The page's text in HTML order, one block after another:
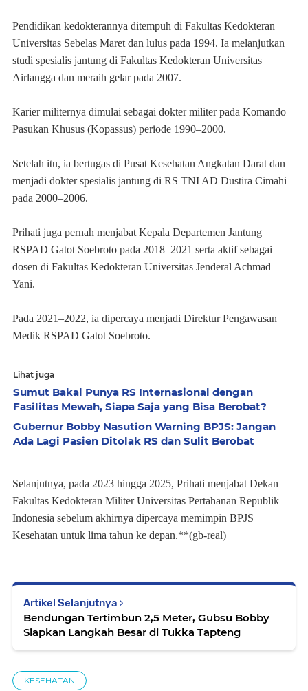
Pendidikan kedokterannya ditempuh di Fakultas Kedokteran
Universitas Sebelas Maret dan lulus pada 1994. Ia melanjutkan
studi spesialis jantung di Fakultas Kedokteran Universitas
Airlangga dan meraih gelar pada 2007.
Karier militernya dimulai sebagai dokter militer pada Komando
Pasukan Khusus (Kopassus) periode 1990–2000.
Setelah itu, ia bertugas di Pusat Kesehatan Angkatan Darat dan
menjadi dokter spesialis jantung di RS TNI AD Dustira Cimahi
pada 2000–2006.
Prihati juga pernah menjabat Kepala Departemen Jantung
RSPAD Gatot Soebroto pada 2018–2021 serta aktif sebagai
dosen di Fakultas Kedokteran Universitas Jenderal Achmad
Yani.
Pada 2021–2022, ia dipercaya menjadi Direktur Pengawasan
Medik RSPAD Gatot Soebroto.
Lihat juga
Sumut Bakal Punya RS Internasional dengan
Fasilitas Mewah, Siapa Saja yang Bisa Berobat?
Gubernur Bobby Nasution Warning BPJS: Jangan
Ada Lagi Pasien Ditolak RS dan Sulit Berobat
Selanjutnya, pada 2023 hingga 2025, Prihati menjabat Dekan
Fakultas Kedokteran Militer Universitas Pertahanan Republik
Indonesia sebelum akhirnya dipercaya memimpin BPJS
Kesehatan untuk lima tahun ke depan.**(gb-real)
Artikel Selanjutnya
Bendungan Tertimbun 2,5 Meter, Gubsu Bobby
Siapkan Langkah Besar di Tukka Tapteng
KESEHATAN